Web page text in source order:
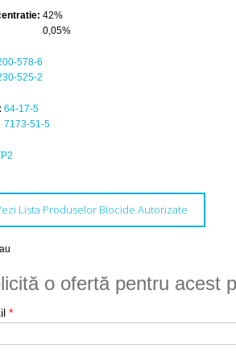
42%
0,05%
578-6
525-2
64-17-5
7173-51-5
Lista Produselor Biocide Autorizate
o ofertă pentru acest
*